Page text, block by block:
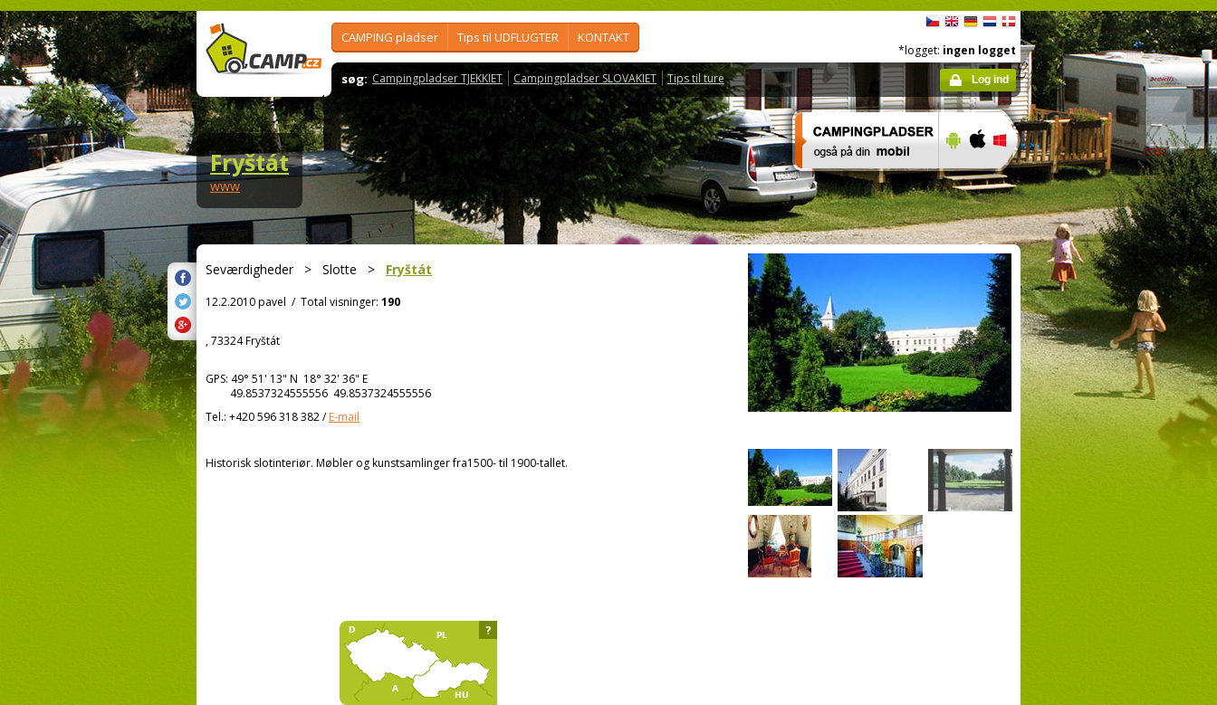
CAMPING pladser Tips til UDFLUGTER KONTAKT
søg: Campingpladser TJEKKIET Campingpladser SLOVAKIET Tips til ture
*logget: ingen logget
Log ind
Fryštát
www
Seværdigheder> Slotte > Fryštát
12.2.2010 pavel / Total visninger: 190
, 73324 Fryštát
GPS: 49° 51' 13" N 18° 32' 36" E
49.8537324555556 49.8537324555556
Tel.: +420 596 318 382/E-mail
Historisk slotinteriør. Møbler og kunstsamlinger fra1500- til 1900-tallet.
?